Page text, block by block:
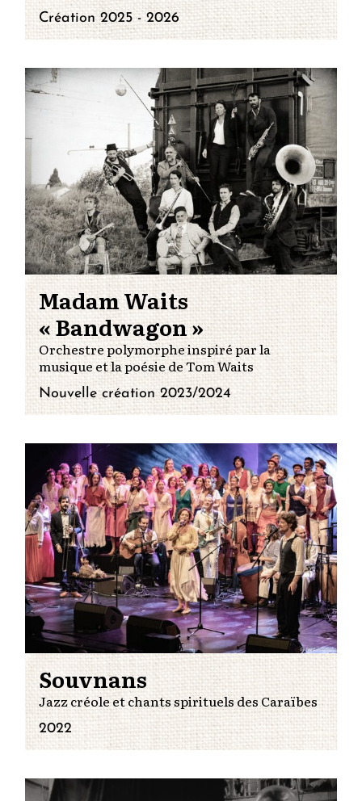
Création 2025 - 2026
Madam Waits
« Bandwagon »
Orchestre polymorphe inspiré par la
musique et la poésie de Tom Waits
Nouvelle création 2023/2024
Souvnans
Jazz créole et chants spirituels des Caraïbes
2022